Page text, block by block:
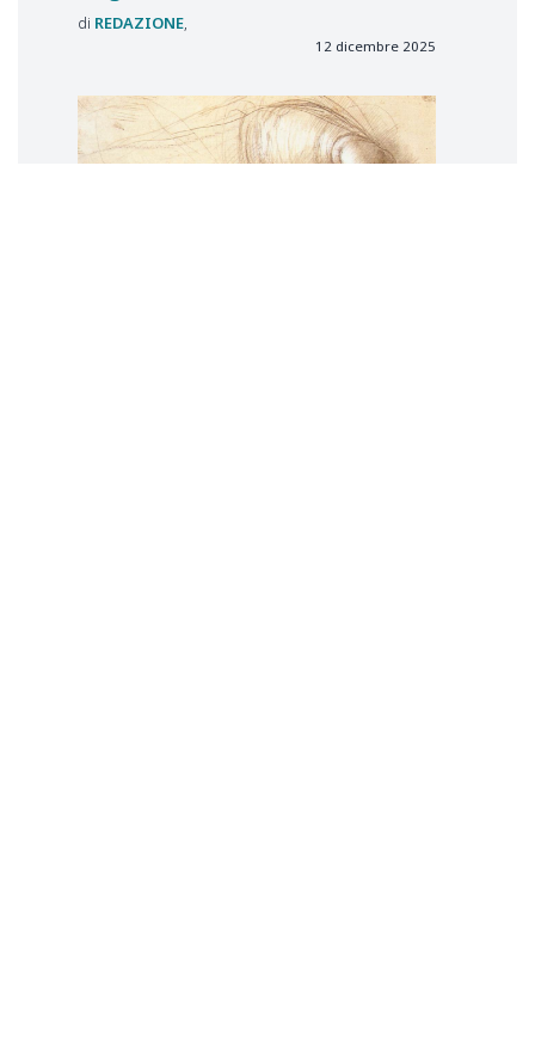
REDAZIONE
12 dicembre 2025